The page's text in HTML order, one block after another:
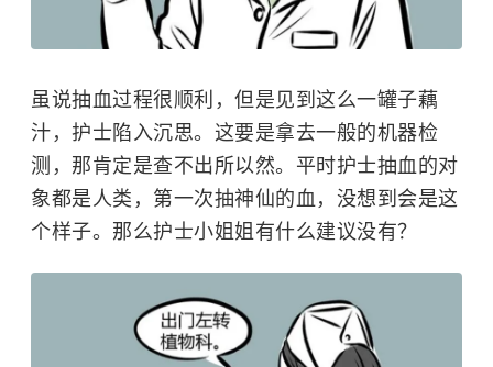
虽说抽血过程很顺利，但是见到这么一罐子藕
汁，护士陷入沉思。这要是拿去一般的机器检
测，那肯定是查不出所以然。平时护士抽血的对
象都是人类，第一次抽神仙的血，没想到会是这
个样子。那么护士小姐姐有什么建议没有？